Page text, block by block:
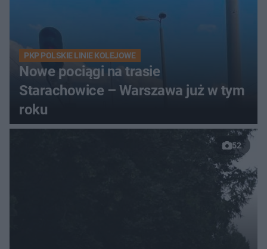
PKP POLSKIE LINIE KOLEJOWE
Nowe pociągi na trasie
Starachowice – Warszawa już w tym
roku
52